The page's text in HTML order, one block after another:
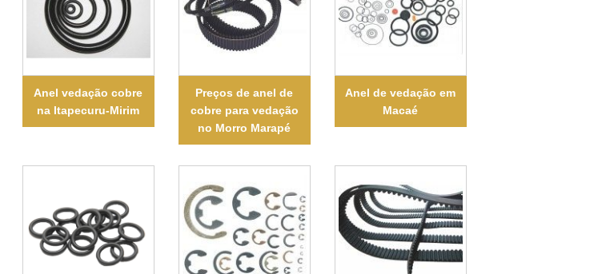
Anel vedação cobre
na Itapecuru-Mirim
Preços de anel de
cobre para vedação
no Morro Marapé
Anel de vedação em
Macaé